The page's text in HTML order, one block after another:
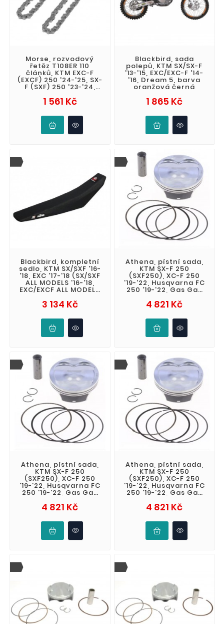
Morse, rozvodový
řetěz T108ER 110
článků, KTM EXC-F
(EXCF) 250 '24-'25, SX-
F (SXF) 250 '23-'24,
/ 350 '23-
1 561 KčCena
Blackbird, sada
polepů, KTM SX/SX-F
'13-'15, EXC/EXC-F '14-
'16, Dream 5, barva
oranžová černá
1 865 KčCena
Blackbird, kompletní
sedlo, KTM SX/SXF '16-
'18, EXC '17-'18 (SX/SXF
ALL MODELS '16-'18,
EXC/EXCF ALL MODELS
3 134 KčCena
Athena, pístní sada,
KTM SX-F 250
(SXF250), XC-F 250
'19-'22, Husqvarna FC
250 '19-'22, Gas Gas
(4T) BIG B
4 821 KčCena
Athena, pístní sada,
KTM SX-F 250
(SXF250), XC-F 250
'19-'22, Husqvarna FC
250 '19-'22, Gas Gas
(4T) BIG B
4 821 KčCena
Athena, pístní sada,
KTM SX-F 250
(SXF250), XC-F 250
'19-'22, Husqvarna FC
250 '19-'22, Gas Gas
(4T) BIG B
4 821 KčCena